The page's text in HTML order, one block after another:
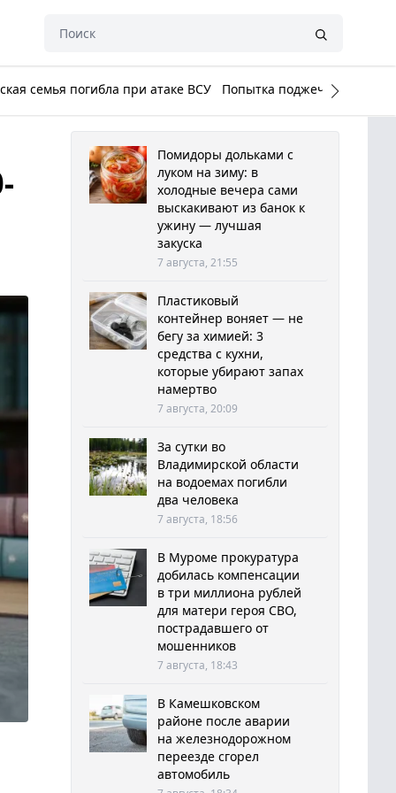
семья погибла при атаке ВСУ Попытка поджечь Белый
Помидоры дольками с
луком на зиму: в
холодные вечера сами
выскакивают из банок к
ужину — лучшая
закуска
7 августа, 21:55
Пластиковый
контейнер воняет — не
бегу за химией: 3
средства с кухни,
которые убирают запах
намертво
7 августа, 20:09
За сутки во
Владимирской области
на водоемах погибли
два человека
7 августа, 18:56
В Муроме прокуратура
добилась компенсации
в три миллиона рублей
для матери героя СВО,
пострадавшего от
мошенников
7 августа, 18:43
В Камешковском
районе после аварии
на железнодорожном
переезде сгорел
автомобиль